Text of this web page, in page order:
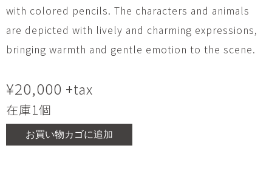
with colored pencils. The characters and animals
are depicted with lively and charming expressions,
bringing warmth and gentle emotion to the scene.
¥20,000 +tax
在庫1個
お買い物カゴに追加